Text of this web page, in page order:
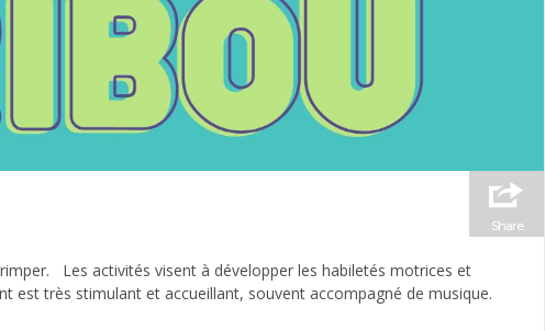
Share
Les activités visent à développer les habiletés motrices et
est très stimulant et accueillant, souvent accompagné de musique.